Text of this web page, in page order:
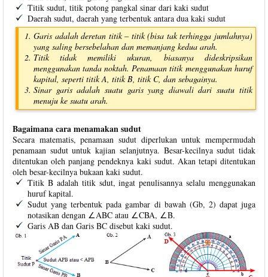
Titik sudut, titik potong pangkal sinar dari kaki sudut
Daerah sudut, daerah yang terbentuk antara dua kaki sudut
Garis adalah deretan titik – titik (bisa tak terhingga jumlahnya)
yang saling bersebelahan dan memanjang kedua arah.
Titik tidak memiliki ukuran, biasanya dideskripsikan
menggunakan tanda noktah. Penamaan titik menggunakan huruf
kapital, seperti titik A, titik B, titik C, dan sebagainya.
Sinar garis adalah suatu garis yang diawali dari suatu titik
menuju ke suatu arah.
Bagaimana cara menamakan sudut
Secara matematis, penamaan sudut diperlukan untuk mempermudah
penamaan sudut untuk kajian selanjutnya. Besar-kecilnya sudut tidak
ditentukan oleh panjang pendeknya kaki sudut. Akan tetapi ditentukan
oleh besar-kecilnya bukaan kaki sudut.
Titik B adalah titik sdut, ingat penulisannya selalu menggunakan
huruf kapital.
Sudut yang terbentuk pada gambar di bawah (Gb, 2) dapat juga
notasikan dengan ∠ABC atau ∠CBA, ∠B.
Garis AB dan Garis BC disebut kaki sudut.